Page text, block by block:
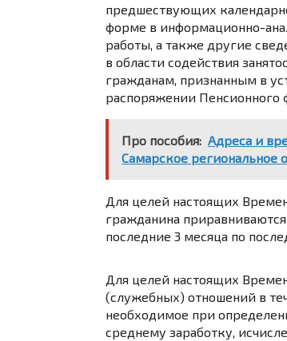
предшествующих
форме в информационно-
работы, а также другие
в области содействия
гражданам, признанным в
распоряжении
Про пособия: Адреса и
Самарское региональное
Для целей настоящих
гражданина
последние 3 месяца по
Для целей настоящих
(служебных) отношений в
необходимое при
среднему заработку,